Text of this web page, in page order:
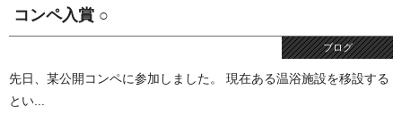
コンペ入賞 ○
ブログ
先日、某公開コンペに参加しました。 現在ある温浴施設を移設する
とい...